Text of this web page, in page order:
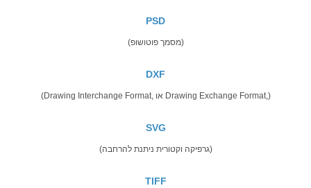
PSD
(מסמך פוטושופ)
DXF
(Drawing Interchange Format, או Drawing Exchange Format,)
SVG
(גרפיקה וקטורית ניתנת להרחבה)
TIFF